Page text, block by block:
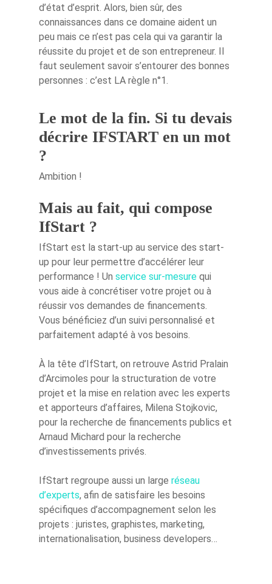
d’état d’esprit. Alors, bien sûr, des
connaissances dans ce domaine aident un
peu mais ce n’est pas cela qui va garantir la
réussite du projet et de son entrepreneur. Il
faut seulement savoir s’entourer des bonnes
personnes : c’est LA règle n°1.
Le mot de la fin. Si tu devais
décrire IFSTART en un mot
?
Ambition !
Mais au fait, qui compose
IfStart ?
IfStart est la start-up au service des start-
up pour leur permettre d’accélérer leur
performance ! Un service sur-mesure qui
vous aide à concrétiser votre projet ou à
réussir vos demandes de financements.
Vous bénéficiez d’un suivi personnalisé et
parfaitement adapté à vos besoins.
À la tête d’IfStart, on retrouve Astrid Pralain
d’Arcimoles pour la structuration de votre
projet et la mise en relation avec les experts
et apporteurs d’affaires, Milena Stojkovic,
pour la recherche de financements publics et
Arnaud Michard pour la recherche
d’investissements privés.
IfStart regroupe aussi un large réseau
d’experts, afin de satisfaire les besoins
spécifiques d’accompagnement selon les
projets : juristes, graphistes, marketing,
internationalisation, business developers…